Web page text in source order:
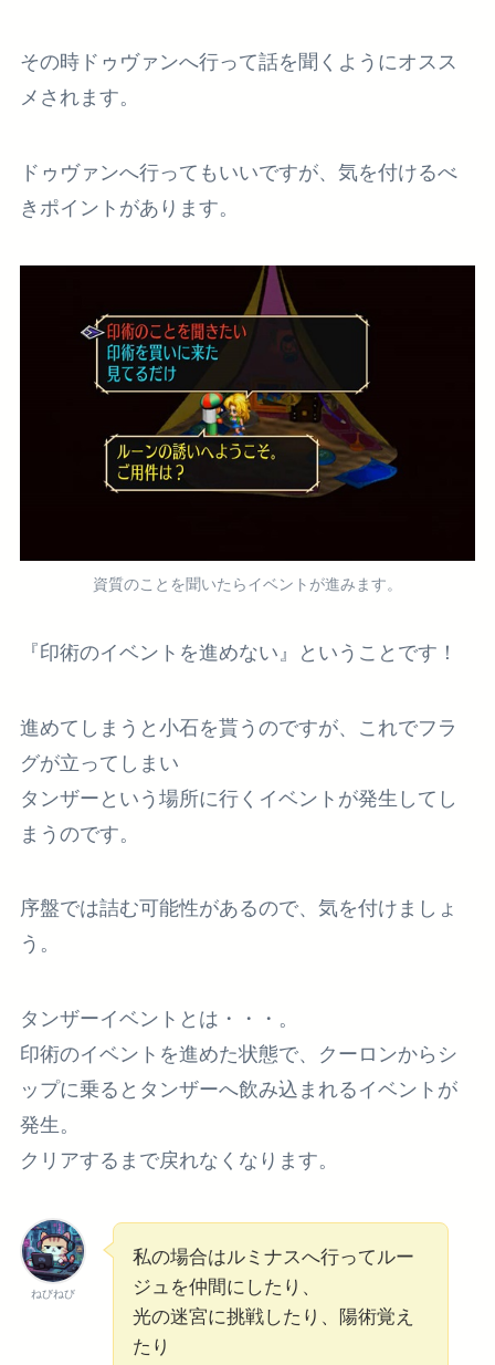
その時ドゥヴァンへ行って話を聞くようにオスス
メされます。
ドゥヴァンへ行ってもいいですが、気を付けるべ
きポイントがあります。
資質のことを聞いたらイベントが進みます。
『印術のイベントを進めない』 ということです！
進めてしまうと小石を貰うのですが、これでフラ
グが立ってしまい
タンザーという場所に行くイベントが発生してし
まうのです。
序盤では詰む可能性があるので、気を付けましょ
う。
タンザーイベントとは・・・。
印術のイベントを進めた状態で、クーロンからシ
ップに乗るとタンザーへ飲み込まれるイベントが
発生。
クリアするまで戻れなくなります。
ねびねび
私の場合はルミナスへ行ってルー
ジュを仲間にしたり、
光の迷宮に挑戦したり、陽術覚え
たり